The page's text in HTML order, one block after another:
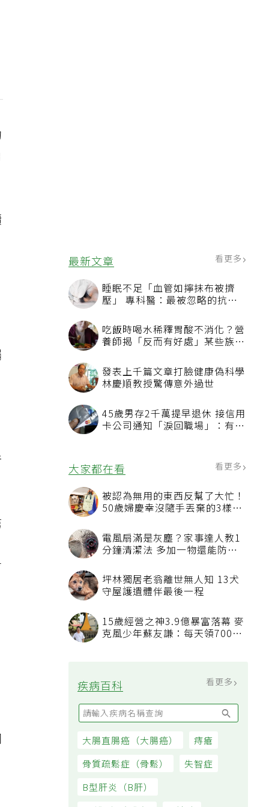
最新文章 看更多
睡眠不足「血管如擰抹布被擠
壓」 專科醫：最被忽略的抗老
吃飯時喝水稀釋胃酸不消化？營
養師揭「反而有好處」某些族群
發表上千篇文章打臉健康偽科學
林慶順教授驚傳意外過世
45歲男存2千萬提早退休 接信用
卡公司通知「淚回職場」：有錢
大家都在看
被認為無用的東西反幫了大忙！
50歲婦慶幸沒隨手丟棄的3樣物
電風扇滿是灰塵？家事達人教1
汙附著
坪林獨居老翁離世無人知 13犬
15歲經營之神3.9億暴富落幕 麥
疾病百科